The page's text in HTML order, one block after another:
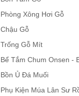
Phòng Xông Hơi Gỗ
Chậu Gỗ
Trống Gỗ Mít
Bể Tắm Chum Onsen -
Bồn Ủ Đá Muối
Phụ Kiện Múa Lân Sư